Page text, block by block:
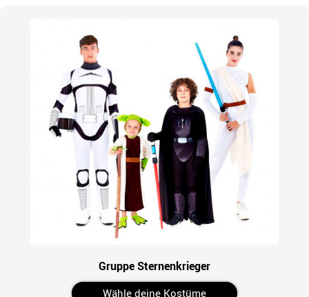
Gruppe Sternenkrieger
Wähle deine Kostüme